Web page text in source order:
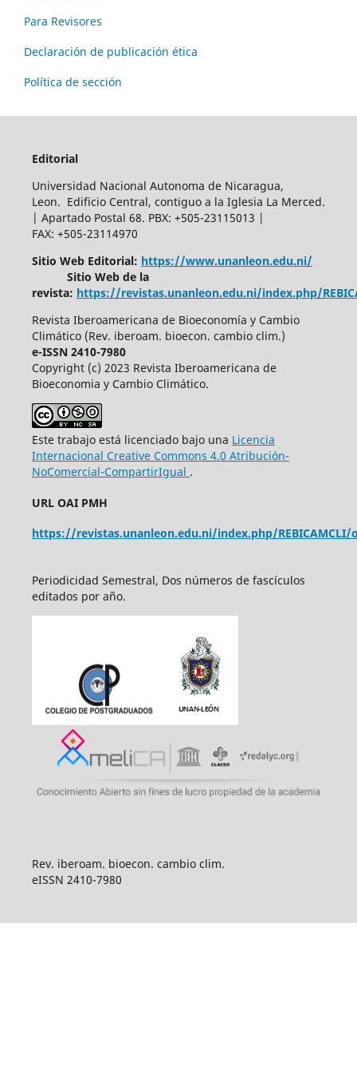
Para Revisores
Declaración de publicación ética
Política de sección
Editorial
Universidad Nacional Autonoma de Nicaragua,
Leon. Edificio Central, contiguo a la Iglesia La Merced.
| Apartado Postal 68. PBX: +505-23115013 |
FAX: +505-23114970
Sitio Web Editorial: https://www.unanleon.edu.ni/
Sitio Web de la
revista: https://revistas.unanleon.edu.ni/index.php/
Revista Iberoamericana de Bioeconomía y Cambio
Climático (Rev. iberoam. bioecon. cambio clim.)
e-ISSN 2410-7980
Copyright (c) 2023 Revista Iberoamericana de
Bioeconomia y Cambio Climático.
Este trabajo está licenciado bajo una Licencia
Internacional Creative Commons 4.0 Atribución-
NoComercial-CompartirIgual .
URL OAI PMH
https://revistas.unanleon.edu.ni/index.php/REBICAMCLI/
Periodicidad Semestral, Dos números de fascículos
editados por año.
Rev. iberoam. bioecon. cambio clim.
eISSN 2410-7980